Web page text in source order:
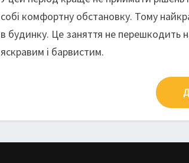
собі комфортну обстановку. Тому
в будинку. Це заняття не перешкодить
яскравим і барвистим.